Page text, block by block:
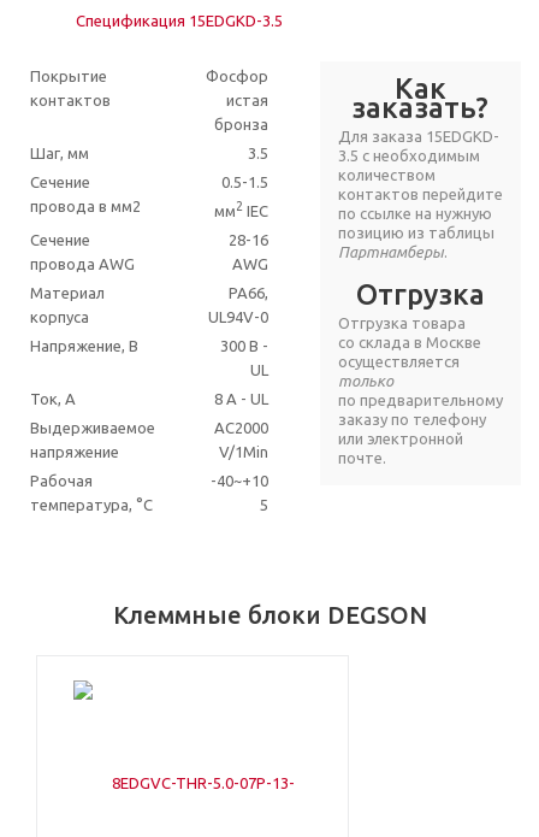
Спецификация 15EDGKD-3.5
Покрытие
контактов
Фосфор
истая
бронза
Шаг, мм
3.5
Сечение
провода в мм2
0.5-1.5
мм2 IEC
Сечение
провода AWG
28-16
AWG
Материал
корпуса
PA66,
UL94V-0
Напряжение, В
300 В -
UL
Ток, А
8 A - UL
Выдерживаемое
напряжение
AC2000
V/1Min
Рабочая
температура, °C
-40~+10
5
Как
заказать?
Для заказа 15EDGKD-
3.5 с необходимым
количеством
контактов перейдите
по ссылке на нужную
позицию из таблицы
Партнамберы.
Отгрузка
Отгрузка товара
со склада в Москве
осуществляется
только
по предварительному
заказу по телефону
или электронной
почте.
Клеммные блоки DEGSON